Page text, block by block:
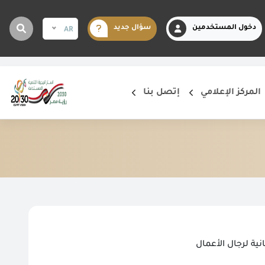
دخول المستخدمين سؤال جديد AR
المركز الإعلامي إتصل بنا
لرجال الأعمال